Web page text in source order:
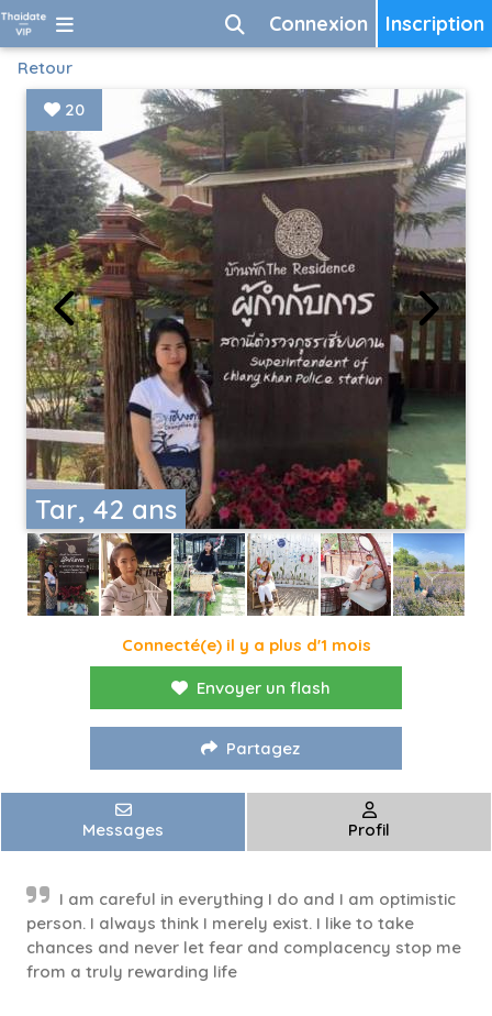
Inscription
Connexion
Retour
Tar, 42 ans
20
Connecté(e) il y a plus d'1 mois
Envoyer un flash
Partagez
Messages Profil
I am careful in everything I do and I am optimistic
person. I always think I merely exist. I like to take
chances and never let fear and complacency stop me
from a truly rewarding life